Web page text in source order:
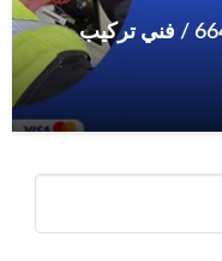
فني انتركم القادسية / 66428585 / فني تركيب